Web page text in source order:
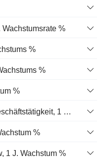
%
%
%
%
Cashflow aus laufender Geschäftstätigkeit, 1 Jähriges Wachstum in %
%
1 J. Wachstum %